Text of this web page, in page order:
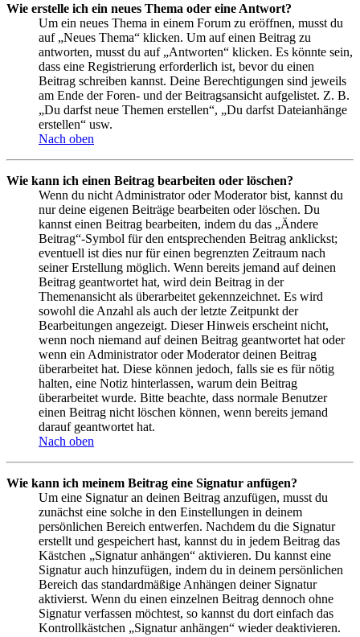
Wie erstelle ich ein neues Thema oder eine Antwort?
Um ein neues Thema in einem Forum zu eröffnen, musst du
auf „Neues Thema“ klicken. Um auf einen Beitrag zu
antworten, musst du auf „Antworten“ klicken. Es könnte sein,
dass eine Registrierung erforderlich ist, bevor du einen
Beitrag schreiben kannst. Deine Berechtigungen sind jeweils
am Ende der Foren- und der Beitragsansicht aufgelistet. Z. B.
„Du darfst neue Themen erstellen“, „Du darfst Dateianhänge
erstellen“ usw.
Nach oben
Wie kann ich einen Beitrag bearbeiten oder löschen?
Wenn du nicht Administrator oder Moderator bist, kannst du
nur deine eigenen Beiträge bearbeiten oder löschen. Du
kannst einen Beitrag bearbeiten, indem du das „Ändere
Beitrag“-Symbol für den entsprechenden Beitrag anklickst;
eventuell ist dies nur für einen begrenzten Zeitraum nach
seiner Erstellung möglich. Wenn bereits jemand auf deinen
Beitrag geantwortet hat, wird dein Beitrag in der
Themenansicht als überarbeitet gekennzeichnet. Es wird
sowohl die Anzahl als auch der letzte Zeitpunkt der
Bearbeitungen angezeigt. Dieser Hinweis erscheint nicht,
wenn noch niemand auf deinen Beitrag geantwortet hat oder
wenn ein Administrator oder Moderator deinen Beitrag
überarbeitet hat. Diese können jedoch, falls sie es für nötig
halten, eine Notiz hinterlassen, warum dein Beitrag
überarbeitet wurde. Bitte beachte, dass normale Benutzer
einen Beitrag nicht löschen können, wenn bereits jemand
darauf geantwortet hat.
Nach oben
Wie kann ich meinem Beitrag eine Signatur anfügen?
Um eine Signatur an deinen Beitrag anzufügen, musst du
zunächst eine solche in den Einstellungen in deinem
persönlichen Bereich entwerfen. Nachdem du die Signatur
erstellt und gespeichert hast, kannst du in jedem Beitrag das
Kästchen „Signatur anhängen“ aktivieren. Du kannst eine
Signatur auch hinzufügen, indem du in deinem persönlichen
Bereich das standardmäßige Anhängen deiner Signatur
aktivierst. Wenn du einen einzelnen Beitrag dennoch ohne
Signatur verfassen möchtest, so kannst du dort einfach das
Kontrollkästchen „Signatur anhängen“ wieder deaktivieren.